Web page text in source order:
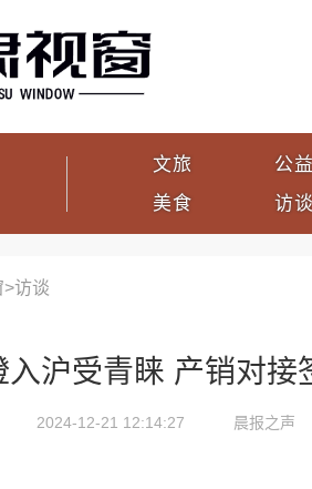
文旅
美食
公益
访谈
>访谈
入沪受青睐 产销对接
2024-12-21 12:14:27 晨报之声